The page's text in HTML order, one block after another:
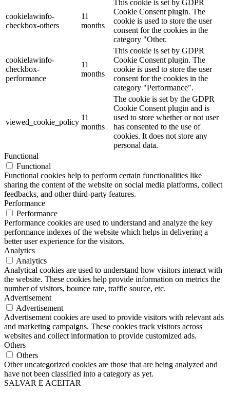
cookielawinfo-
checkbox-others
11
months
This cookie is set by GDPR
Cookie Consent plugin. The
cookie is used to store the user
consent for the cookies in the
category "Other.
cookielawinfo-
checkbox-
performance
11
months
This cookie is set by GDPR
Cookie Consent plugin. The
cookie is used to store the user
consent for the cookies in the
category "Performance".
viewed_cookie_policy
11
months
The cookie is set by the GDPR
Cookie Consent plugin and is
used to store whether or not user
has consented to the use of
cookies. It does not store any
personal data.
Functional
Functional
Functional cookies help to perform certain functionalities like
sharing the content of the website on social media platforms, collect
feedbacks, and other third-party features.
Performance
Performance
Performance cookies are used to understand and analyze the key
performance indexes of the website which helps in delivering a
better user experience for the visitors.
Analytics
Analytics
Analytical cookies are used to understand how visitors interact with
the website. These cookies help provide information on metrics the
number of visitors, bounce rate, traffic source, etc.
Advertisement
Advertisement
Advertisement cookies are used to provide visitors with relevant ads
and marketing campaigns. These cookies track visitors across
websites and collect information to provide customized ads.
Others
Others
Other uncategorized cookies are those that are being analyzed and
have not been classified into a category as yet.
SALVAR E ACEITAR